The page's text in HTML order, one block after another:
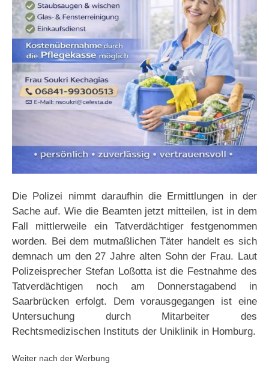
Die Polizei nimmt daraufhin die Ermittlungen in der
Sache auf. Wie die Beamten jetzt mitteilen, ist in dem
Fall mittlerweile ein Tatverdächtiger festgenommen
worden. Bei dem mutmaßlichen Täter handelt es sich
demnach um den 27 Jahre alten Sohn der Frau. Laut
Polizeisprecher Stefan Loßotta ist die Festnahme des
Tatverdächtigen noch am Donnerstagabend in
Saarbrücken erfolgt. Dem vorausgegangen ist eine
Untersuchung durch Mitarbeiter des
Rechtsmedizischen Instituts der Uniklinik in Homburg.
Weiter nach der Werbung